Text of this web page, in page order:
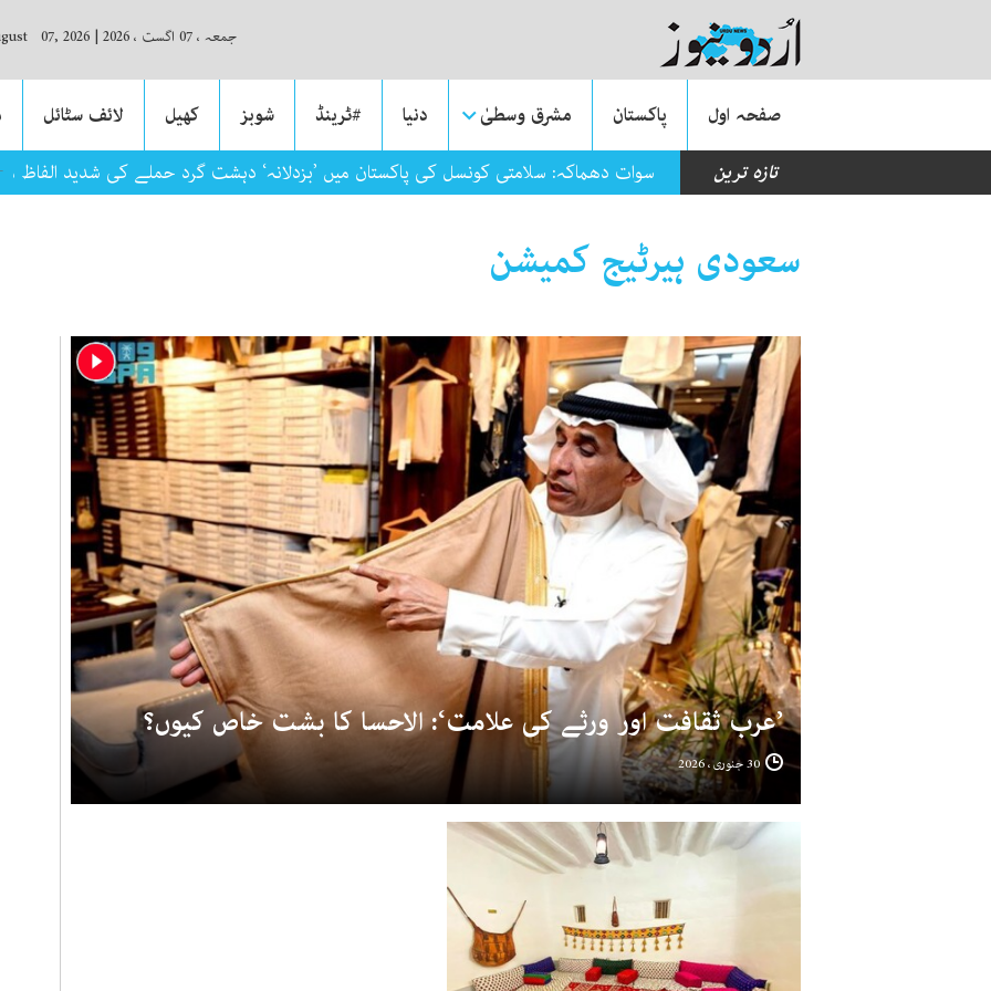
جمعہ ، 07 اگست ، 2026 |
07, 2026
صفحہ اول پاکستان مشرق وسطیٰ دنیا #ٹرینڈ شوبز کھیل لائف سٹائل
تازہ ترین
سوات دھماکہ: سلامتی کونسل کی پاکستان میں ’بزدلانہ‘ دہشت گرد حملے کی شدید الفاظ
سعودی ہیرٹیج کمیشن
’عرب ثقافت اور ورثے کی علامت‘: الاحسا کا بشت خاص کیوں؟
30 جنوری ، 2026